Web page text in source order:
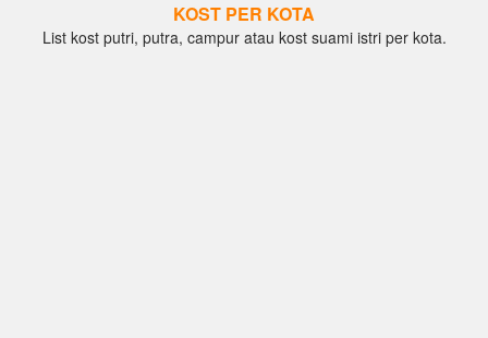
KOST PER KOTA
List kost putri, putra, campur atau kost suami istri per kota.